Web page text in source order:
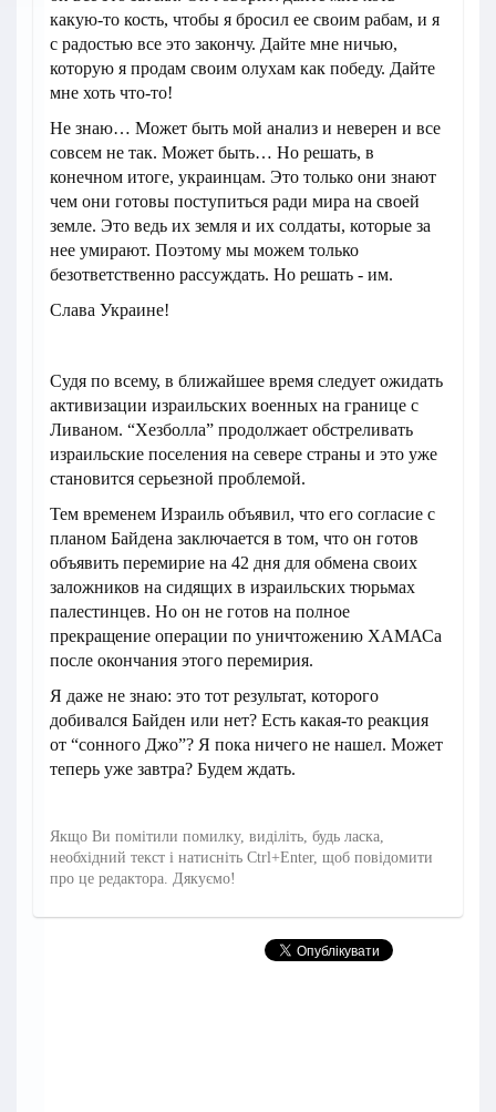
какую-то кость, чтобы я бросил ее своим рабам, и я
с радостью все это закончу. Дайте мне ничью,
которую я продам своим олухам как победу. Дайте
мне хоть что-то!
Не знаю… Может быть мой анализ и неверен и все
совсем не так. Может быть… Но решать, в
конечном итоге, украинцам. Это только они знают
чем они готовы поступиться ради мира на своей
земле. Это ведь их земля и их солдаты, которые за
нее умирают. Поэтому мы можем только
безответственно рассуждать. Но решать - им.
Слава Украине!
Судя по всему, в ближайшее время следует ожидать
активизации израильских военных на границе с
Ливаном. “Хезболла” продолжает обстреливать
израильские поселения на севере страны и это уже
становится серьезной проблемой.
Тем временем Израиль объявил, что его согласие с
планом Байдена заключается в том, что он готов
объявить перемирие на 42 дня для обмена своих
заложников на сидящих в израильских тюрьмах
палестинцев. Но он не готов на полное
прекращение операции по уничтожению ХАМАСа
после окончания этого перемирия.
Я даже не знаю: это тот результат, которого
добивался Байден или нет? Есть какая-то реакция
от “сонного Джо”? Я пока ничего не нашел. Может
теперь уже завтра? Будем ждать.
Якщо Ви помітили помилку, виділіть, будь ласка,
необхідний текст і натисніть Ctrl+Enter, щоб повідомити
про це редактора. Дякуємо!